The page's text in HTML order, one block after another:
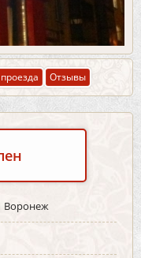
Отзывы
Воронеж